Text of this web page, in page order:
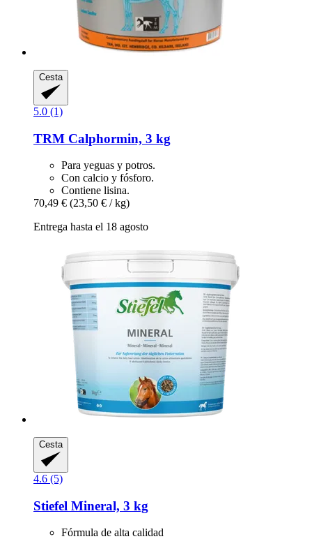
Cesta
5.0 (1)
TRM Calphormin, 3 kg
Para yeguas y potros.
Con calcio y fósforo.
Contiene lisina.
70,49 € (23,50 € / kg)
Entrega hasta el 18 agosto
Cesta
4.6 (5)
Stiefel Mineral, 3 kg
Fórmula de alta calidad